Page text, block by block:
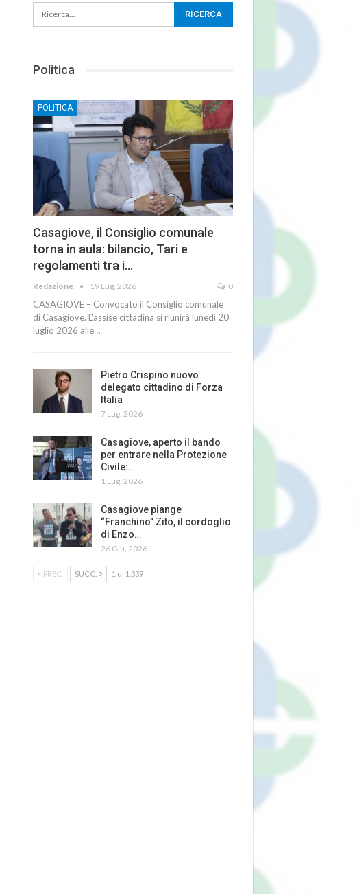
Politica
POLITICA
Casagiove, il Consiglio comunale
torna in aula: bilancio, Tari e
regolamenti tra i…
Redazione 19 Lug, 2026 0
CASAGIOVE – Convocato il Consiglio comunale
di Casagiove. L'assise cittadina si riunirà lunedì 20
luglio 2026 alle…
Pietro Crispino nuovo
delegato cittadino di Forza
Italia
7 Lug, 2026
Casagiove, aperto il bando
per entrare nella Protezione
Civile:…
1 Lug, 2026
Casagiove piange
“Franchino” Zito, il cordoglio
di Enzo…
26 Giu, 2026
PREC. SUCC. 1 di 1.339